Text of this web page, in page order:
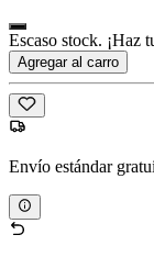
Escaso stock. ¡Haz
Agregar al carro
Envío estándar